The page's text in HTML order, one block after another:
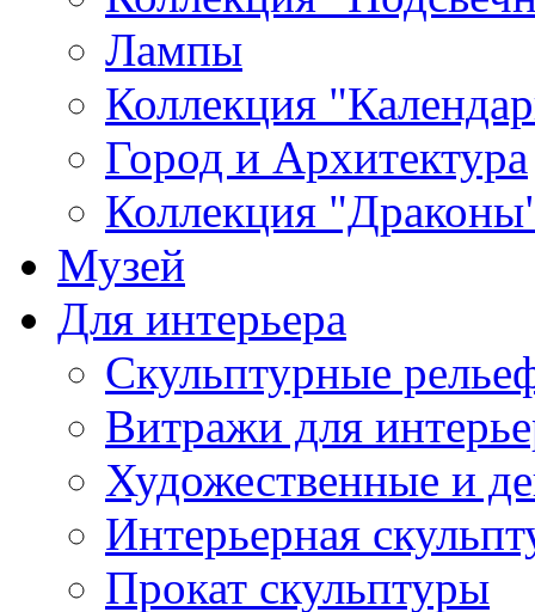
Лампы
Коллекция
Город и Архитектура
Коллекция
Музей
Для интерьера
Скульптурные
Витражи для
Художественные и
Интерьерная
Прокат скульптуры